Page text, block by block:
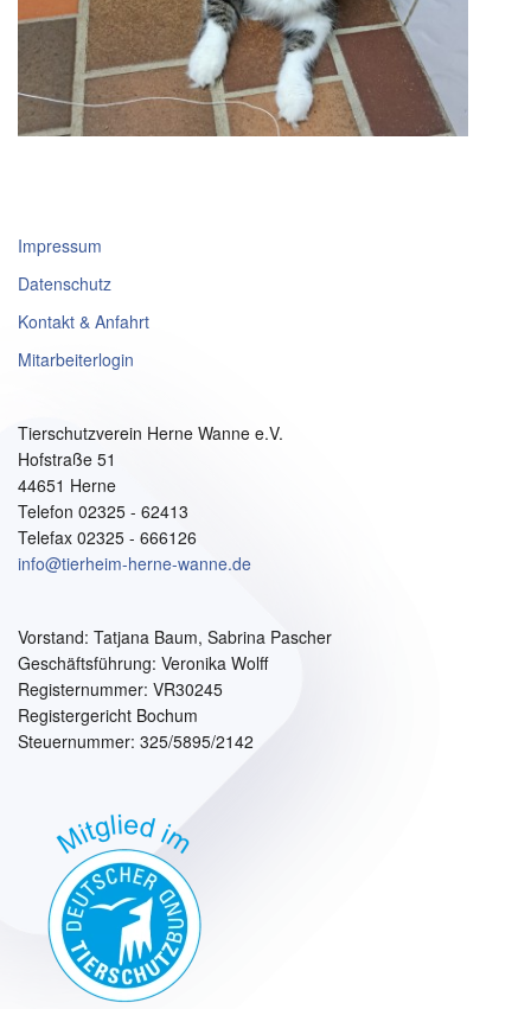
Impressum
Datenschutz
Kontakt & Anfahrt
Mitarbeiterlogin
Tierschutzverein Herne Wanne e.V.
Hofstraße 51
44651 Herne
Telefon 02325 - 62413
Telefax 02325 - 666126
info@tierheim-herne-wanne.de
Vorstand: Tatjana Baum, Sabrina Pascher
Geschäftsführung: Veronika Wolff
Registernummer: VR30245
Registergericht Bochum
Steuernummer: 325/5895/2142